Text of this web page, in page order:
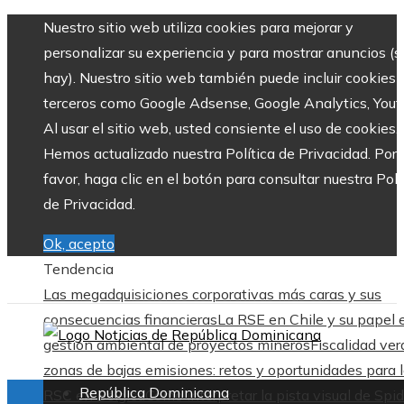
Nuestro sitio web utiliza cookies para mejorar y
personalizar su experiencia y para mostrar anuncios
hay). Nuestro sitio web también puede incluir cookies
terceros como Google Adsense, Google Analytics,
Al usar el sitio web, usted consiente el uso de cookies.
Hemos actualizado nuestra Política de Privacidad. Por
favor, haga clic en el botón para consultar nuestra
de Privacidad.
Ok, acepto
Tendencia
Las megadquisiciones corporativas más caras y sus
consecuencias financierasLa RSE en Chile y su papel
gestión ambiental de proyectos minerosFiscalidad
zonas de bajas emisiones: retos y oportunidades para
RSC en BélgicaCómo interpretar la pista visual de
República Dominicana